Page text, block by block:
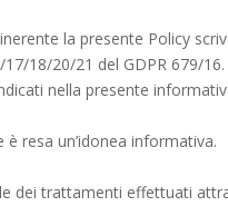
la presente Policy
18/20/21 del GDPR 679/
nella presente
è resa un’idonea informativa.
dei trattamenti effettuati